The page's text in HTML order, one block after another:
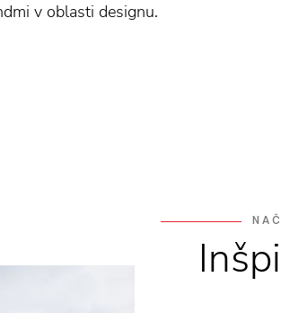
v oblasti designu.